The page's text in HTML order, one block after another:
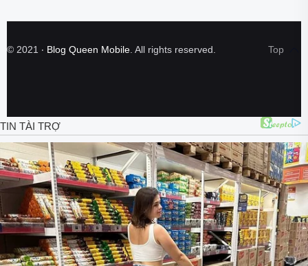
© 2021 ‧ Blog Queen Mobile. All rights reserved.